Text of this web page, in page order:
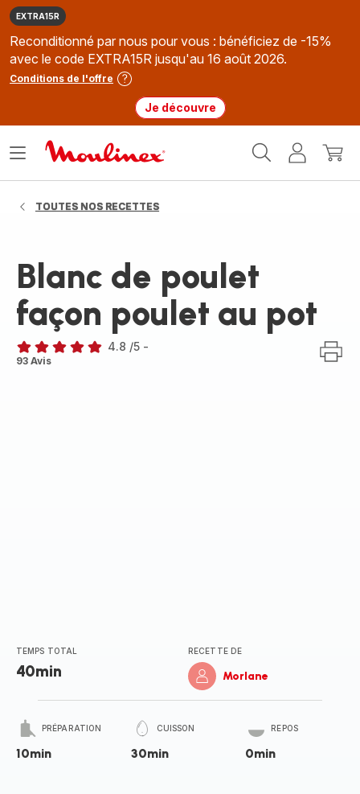
EXTRA15R
Reconditionné par nous pour vous : bénéficiez de -15%
avec le code EXTRA15R jusqu'au 16 août 2026.
Conditions de l'offre
Je découvre
MonMon
Ouvrir
TOUTES NOS RECETTES
Blanc de poulet
façon poulet au pot
ratings.4.8
4.8 /5 -
93 Avis
TEMPS TOTAL
40min
RECETTE DE
Morlane
PRÉPARATION
10min
CUISSON
30min
REPOS
0min